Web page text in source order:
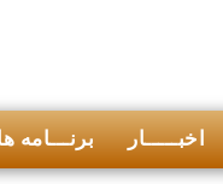
برنـــامه اخبـــــار